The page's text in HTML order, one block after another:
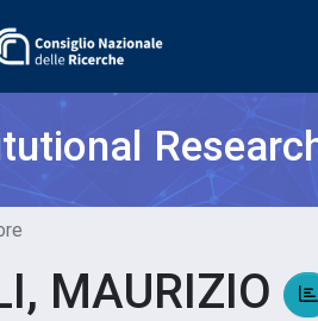
MAURIZIO